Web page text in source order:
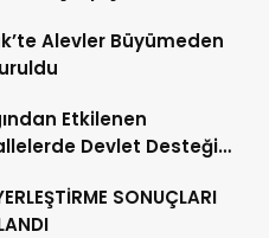
Alevler Büyümeden
Etkilenen
Devlet Desteği
SONUÇLARI